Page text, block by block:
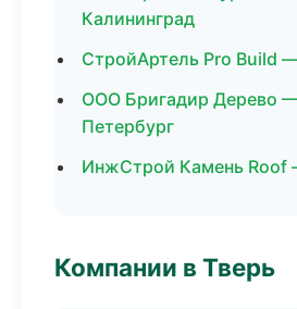
Калининград
СтройАртель Pro Build
ООО Бригадир Дерево
Петербург
ИнжСтрой Камень Roof
Компании в Тверь